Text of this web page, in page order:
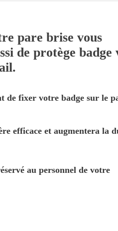
pare brise vous
de protège badge
de fixer votre badge sur le
efficace et augmentera la
au personnel de votre